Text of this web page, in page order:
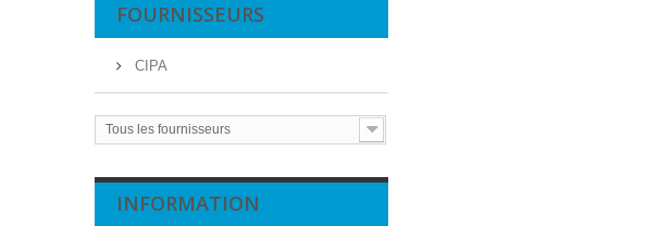
FOURNISSEURS
CIPA
Tous les fournisseurs
INFORMATION